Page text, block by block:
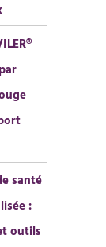
santé
:
outils